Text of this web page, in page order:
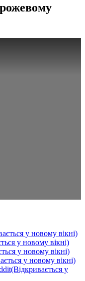
у новому вікні)
у новому вікні)
у новому вікні)
у новому вікні)
у